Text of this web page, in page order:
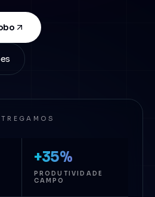
+35%
PRODUTIVIDADE
CAMPO